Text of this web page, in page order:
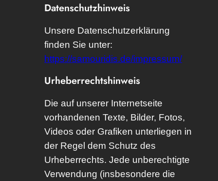
Datenschutzhinweis
Unsere Datenschutzerklärung
finden Sie unter:
https://samouridis.de/impressum/
Urheberrechtshinweis
Die auf unserer Internetseite
vorhandenen Texte, Bilder, Fotos,
Videos oder Grafiken unterliegen in
der Regel dem Schutz des
Urheberrechts. Jede unberechtigte
Verwendung (insbesondere die